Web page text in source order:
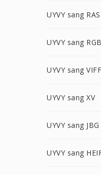
UYVY sang RAS
UYVY sang
UYVY sang VIFF
UYVY sang XV
UYVY sang JBG
UYVY sang